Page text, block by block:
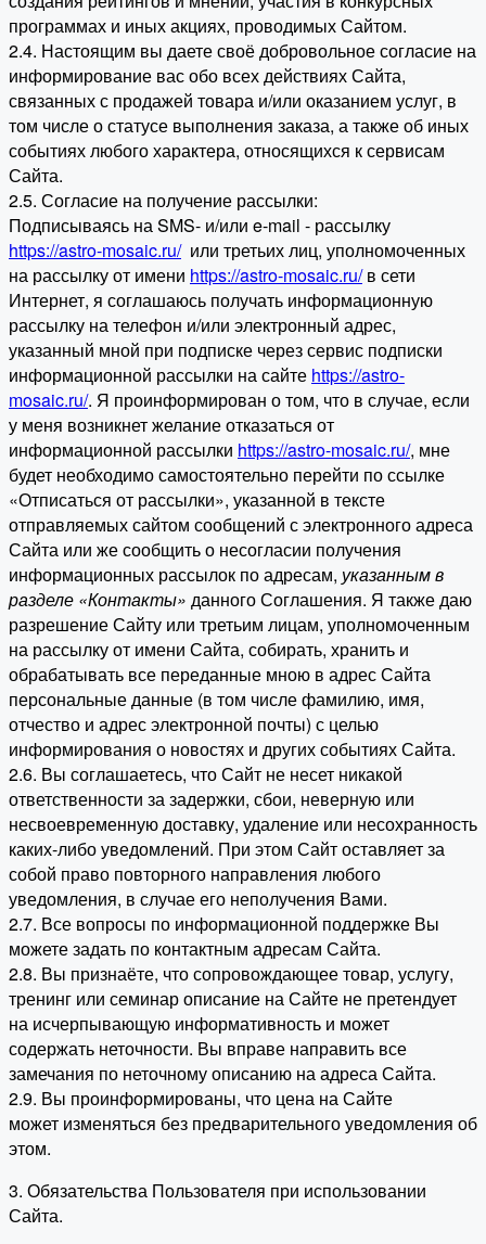
программах и иных акциях, проводимых Сайтом.
2.4. Настоящим вы даете своё добровольное согласие на
информирование вас обо всех действиях Сайта,
связанных с продажей товара и/или оказанием услуг, в
том числе о статусе выполнения заказа, а также об иных
событиях любого характера, относящихся к сервисам
Сайта.
2.5. Согласие на получение рассылки:
Подписываясь на SMS- и/или e-mail - рассылку
https://astro-mosaic.ru/или третьих лиц, уполномоченных
на рассылку от имени https://astro-mosaic.ru/в сети
Интернет, я соглашаюсь получать информационную
рассылку на телефон и/или электронный адрес,
указанный мной при подписке через сервис подписки
информационной рассылки на сайте https://astro-
mosaic.ru/. Я проинформирован о том, что в случае, если
у меня возникнет желание отказаться от
информационной рассылки https://astro-mosaic.ru/, мне
будет необходимо самостоятельно перейти по ссылке
«Отписаться от рассылки», указанной в тексте
отправляемых сайтом сообщений с электронного адреса
Сайта или же сообщить о несогласии получения
информационных рассылок по адресам, указанным в
разделе «Контакты» данного Соглашения. Я также даю
разрешение Сайту или третьим лицам, уполномоченным
на рассылку от имени Сайта, собирать, хранить и
обрабатывать все переданные мною в адрес Сайта
персональные данные (в том числе фамилию, имя,
отчество и адрес электронной почты) с целью
информирования о новостях и других событиях Сайта.
2.6. Вы соглашаетесь, что Сайт не несет никакой
ответственности за задержки, сбои, неверную или
несвоевременную доставку, удаление или несохранность
каких-либо уведомлений. При этом Сайт оставляет за
собой право повторного направления любого
уведомления, в случае его неполучения Вами.
2.7. Все вопросы по информационной поддержке Вы
можете задать по контактным адресам Сайта.
2.8. Вы признаёте, что сопровождающее товар, услугу,
тренинг или семинар описание на Сайте не претендует
на исчерпывающую информативность и может
содержать неточности. Вы вправе направить все
замечания по неточному описанию на адреса Сайта.
2.9. Вы проинформированы, что цена на Сайте
может изменяться без предварительного уведомления об
этом.
3. Обязательства Пользователя при использовании
Сайта.